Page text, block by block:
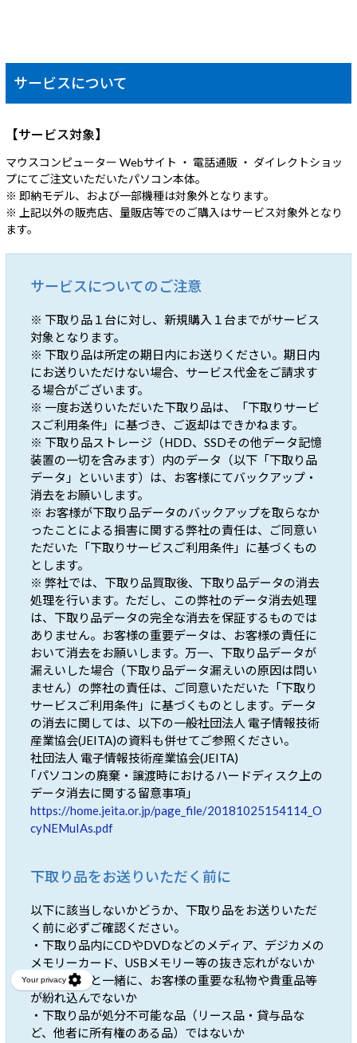
サービスについて
【サービス対象】
マウスコンピューター Webサイト ・ 電話通販 ・ ダイレクトショッ
プにてご注文いただいたパソコン本体。
※ 即納モデル、および一部機種は対象外となります。
※ 上記以外の販売店、量販店等でのご購入はサービス対象外となり
ます。
サービスについてのご注意
※ 下取り品１台に対し、新規購入１台までがサービス
対象となります。
※ 下取り品は所定の期日内にお送りください。期日内
にお送りいただけない場合、サービス代金をご請求す
る場合がございます。
※ 一度お送りいただいた下取り品は、「下取りサービ
スご利用条件」に基づき、ご返却はできかねます。
※ 下取り品ストレージ（HDD、SSDその他データ記憶
装置の一切を含みます）内のデータ（以下「下取り品
データ」といいます）は、お客様にてバックアップ・
消去をお願いします。
※ お客様が下取り品データのバックアップを取らなか
ったことによる損害に関する弊社の責任は、ご同意い
ただいた「下取りサービスご利用条件」に基づくもの
とします。
※ 弊社では、下取り品買取後、下取り品データの消去
処理を行います。ただし、この弊社のデータ消去処理
は、下取り品データの完全な消去を保証するものでは
ありません。お客様の重要データは、お客様の責任に
おいて消去をお願いします。万一、下取り品データが
漏えいした場合（下取り品データ漏えいの原因は問い
ません）の弊社の責任は、ご同意いただいた「下取り
サービスご利用条件」に基づくものとします。データ
の消去に関しては、以下の一般社団法人 電子情報技術
産業協会(JEITA)の資料も併せてご参照ください。
社団法人 電子情報技術産業協会(JEITA)
｢パソコンの廃棄・譲渡時におけるハードディスク上の
データ消去に関する留意事項｣
https://home.jeita.or.jp/page_file/20181025154114_O
cyNEMuIAs.pdf
下取り品をお送りいただく前に
以下に該当しないかどうか、下取り品をお送りいただ
く前に必ずご確認ください。
・下取り品内にCDやDVDなどのメディア、デジカメの
メモリーカード、USBメモリー等の抜き忘れがないか
・下取り品と一緒に、お客様の重要な私物や貴重品等
が紛れ込んでないか
・下取り品が処分不可能な品（リース品・貸与品な
ど、他者に所有権のある品）ではないか